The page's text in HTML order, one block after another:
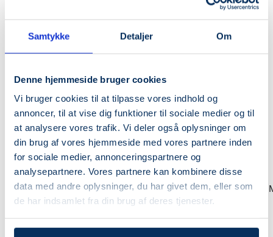
Samtykke Detaljer Om
Denne hjemmeside bruger cookies
Vi bruger cookies til at tilpasse vores indhold og
annoncer, til at vise dig funktioner til sociale medier og til
at analysere vores trafik. Vi deler også oplysninger om
din brug af vores hjemmeside med vores partnere inden
for sociale medier, annonceringspartnere og
analysepartnere. Vores partnere kan kombinere disse
data med andre oplysninger, du har givet dem, eller som
de har indsamlet fra din brug af deres tjenester.
SPAR 20%
+
Læg
i
kurv
SOME BY MI
AHA BHA PHA 30 Days Miracle
Cream
Udsalgspris
143,20 kr Normalpris
179,00 kr
SOME BY MI
AHA BHA PHA 30 Days
Udsalgspris
169,00 kr